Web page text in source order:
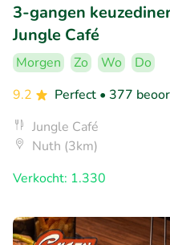
3-gangen
Jungle Café
Morgen Zo Wo
Do
9.2
Perfect • 377
Jungle Café
Nuth (3km)
Verkocht: 1.330